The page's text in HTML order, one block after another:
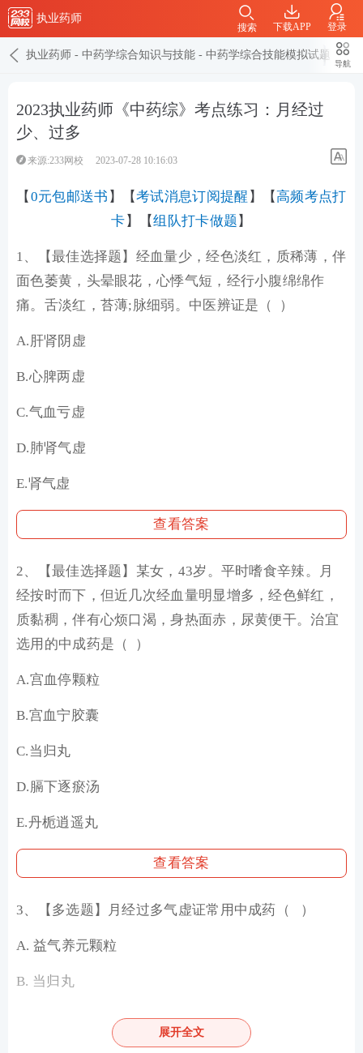
执业药师
下载APP 登录
搜索
执业药师 - 中药学综合知识与技能 - 中药学综合技能模拟试题
导航
2023执业药师《中药综》考点练习：月经过
少、过多
来源:233网校 2023-07-28 10:16:03
【 0元包邮送书 】【考试消息订阅提醒 】【高频考点打
卡 】【组队打卡做题 】
1、【最佳选择题】经血量少，经色淡红，质稀薄，伴
面色萎黄，头晕眼花，心悸气短，经行小腹绵绵作
痛。舌淡红，苔薄;脉细弱。中医辨证是（ ）
A.肝肾阴虚
B.心脾两虚
C.气血亏虚
D.肺肾气虚
E.肾气虚
查看答案
2、 【最佳选择题】 某女，43岁。平时嗜食辛辣。月
经按时而下，但近几次经血量明显增多，经色鲜红，
质黏稠，伴有心烦口渴，身热面赤，尿黄便干。治宜
选用的中成药是（ ）
A.宫血停颗粒
B.宫血宁胶囊
C.当归丸
D.膈下逐瘀汤
E.丹栀逍遥丸
查看答案
3、【多选题】月经过多气虚证常用中成药（ ）
A. 益气养元颗粒
B. 当归丸
展开全文